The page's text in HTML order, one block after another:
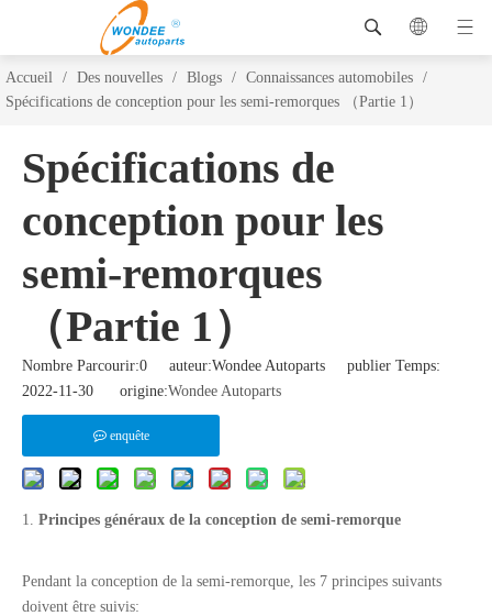
Accueil / Des nouvelles / Blogs / Connaissances automobiles /
Spécifications de conception pour les semi-remorques （Partie 1）
Spécifications de
conception pour les
semi-remorques
（Partie 1）
Nombre Parcourir:0 auteur:Wondee Autoparts publier Temps:
2022-11-30 origine:Wondee Autoparts
enquête
1. Principes généraux de la conception de semi-remorque
Pendant la conception de la semi-remorque, les 7 principes suivants
doivent être suivis: